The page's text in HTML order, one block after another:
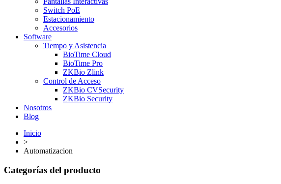
Switch PoE
Estacionamiento
Accesorios
Software
Tiempo y Asistencia
BioTime Cloud
BioTime Pro
ZKBio Zlink
Control de Acceso
ZKBio CVSecurity
ZKBio Security
Nosotros
Blog
Inicio
>
Automatizacion
Categorías del producto